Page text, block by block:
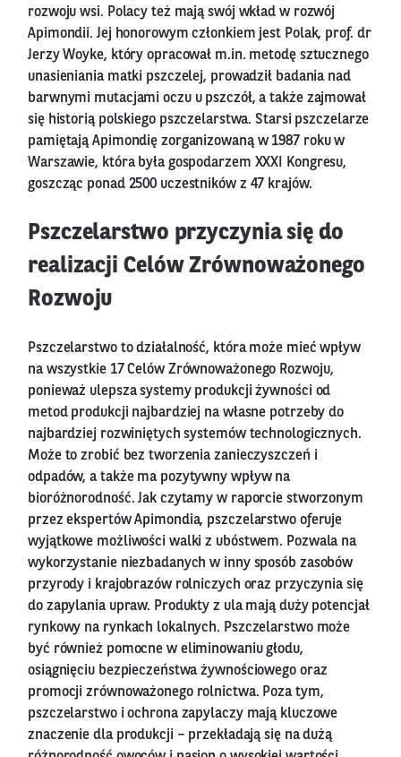
rozwoju wsi. Polacy też mają swój wkład w rozwój
Apimondii. Jej honorowym członkiem jest Polak, prof. dr
Jerzy Woyke, który opracował m.in. metodę sztucznego
unasieniania matki pszczelej, prowadził badania nad
barwnymi mutacjami oczu u pszczół, a także zajmował
się historią polskiego pszczelarstwa. Starsi pszczelarze
pamiętają Apimondię zorganizowaną w 1987 roku w
Warszawie, która była gospodarzem XXXI Kongresu,
goszcząc ponad 2500 uczestników z 47 krajów.
Pszczelarstwo przyczynia się do
realizacji Celów Zrównoważonego
Rozwoju
Pszczelarstwo to działalność, która może mieć wpływ
na wszystkie 17 Celów Zrównoważonego Rozwoju,
ponieważ ulepsza systemy produkcji żywności od
metod produkcji najbardziej na własne potrzeby do
najbardziej rozwiniętych systemów technologicznych.
Może to zrobić bez tworzenia zanieczyszczeń i
odpadów, a także ma pozytywny wpływ na
bioróżnorodność. Jak czytamy w raporcie stworzonym
przez ekspertów Apimondia, pszczelarstwo oferuje
wyjątkowe możliwości walki z ubóstwem. Pozwala na
wykorzystanie niezbadanych w inny sposób zasobów
przyrody i krajobrazów rolniczych oraz przyczynia się
do zapylania upraw. Produkty z ula mają duży potencjał
rynkowy na rynkach lokalnych. Pszczelarstwo może
być również pomocne w eliminowaniu głodu,
osiągnięciu bezpieczeństwa żywnościowego oraz
promocji zrównoważonego rolnictwa. Poza tym,
pszczelarstwo i ochrona zapylaczy mają kluczowe
znaczenie dla produkcji – przekładają się na dużą